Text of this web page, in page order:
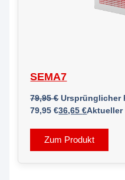
SEMA7
79,95€ Ursprünglicher
79,95 €36,65€Aktueller
Zum Produkt